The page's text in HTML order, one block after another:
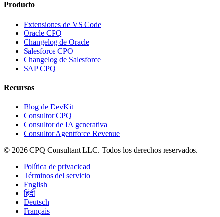
Producto
Extensiones de VS Code
Oracle CPQ
Changelog de Oracle
Salesforce CPQ
Changelog de Salesforce
SAP CPQ
Recursos
Blog de DevKit
Consultor CPQ
Consultor de IA generativa
Consultor Agentforce Revenue
© 2026 CPQ Consultant LLC. Todos los derechos reservados.
Política de privacidad
Términos del servicio
English
हिंदी
Deutsch
Français